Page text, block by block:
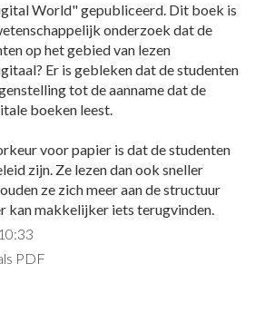
World" gepubliceerd. Dit boek is
onderzoek dat de
op het gebied van lezen
Er is gebleken dat de studenten
tot de aanname dat de
boeken leest.
voor papier is dat de studenten
zijn. Ze lezen dan ook sneller
ze zich meer aan de structuur
kan makkelijker iets terugvinden.
PDF